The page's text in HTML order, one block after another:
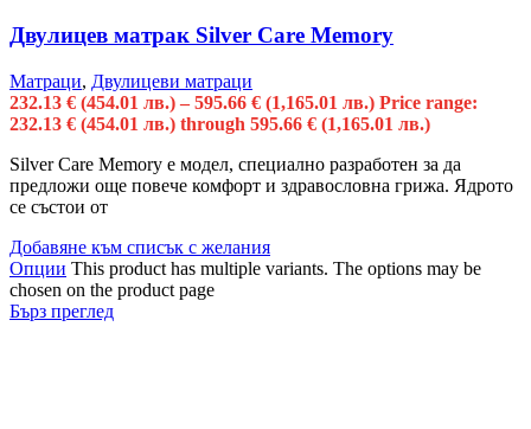
Двулицев матрак Silver Care Memory
Матраци, Двулицеви матраци
232.13 € (454.01 лв.) – 595.66 € (1,165.01 лв.) Price range:
232.13 € (454.01 лв.) through 595.66 € (1,165.01 лв.)
Silver Care Memory е модел, специално разработен за да
предложи още повече комфорт и здравословна грижа. Ядрото
се състои от
Добавяне към списък с желания
Опции This product has multiple variants. The options may be
chosen on the product page
Бърз преглед